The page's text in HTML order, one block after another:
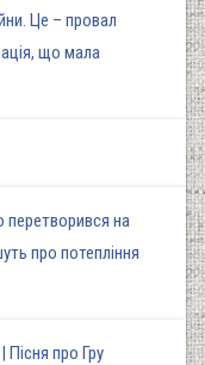
Це – провал
що мала
перетворився на
про потепління
Пісня про Гру